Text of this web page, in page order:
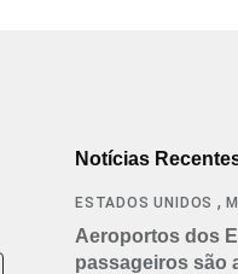
Notícias
ESTADOS UNIDOS ,
Aeroportos dos
passageiros são